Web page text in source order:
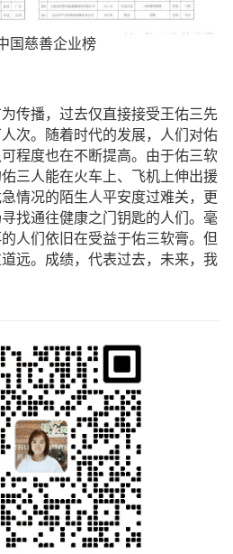
国慈善企业榜
传播，过去仅直接接受王佑三先
次。随着时代的发展，人们对佑
程度也在不断提高。由于佑三软
三人能在火车上、飞机上伸出援
情况的陌生人平安度过难关，更
找通往健康之门钥匙的人们。毫
人们依旧在受益于佑三软膏。但
远。成绩，代表过去，未来，我